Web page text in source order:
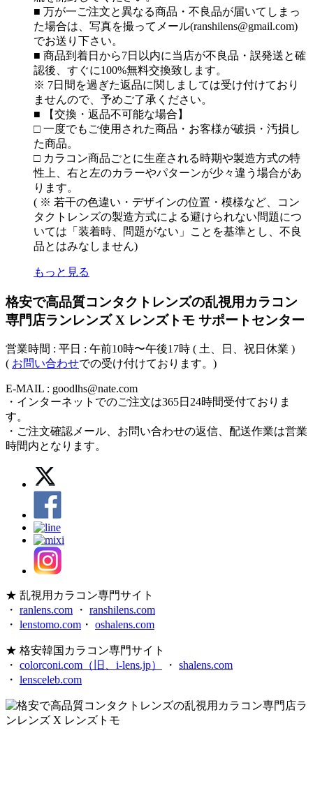
■ 万が一ご注文と異なる商品・不良品が届いてしまっ
た場合は、写真を撮ってメール(ranshilens@gmail.com)
でお送り下さい。
■ 商品到着日から7日以内に当店が不良品・誤発送と確
認後、すぐに100%無料交換致します。
※ 7日間を過ぎた返品に関しましては受け付けており
ませんので、予めご了承ください。
■ 【交換・返品不可能な場合】
□ 一度でもご使用された商品・お客様が破損・汚損し
た商品。
□ カラコン商品ごとに生産される時期や製造方式の特
性上、右と左のカラーやパターンが少々違う場合があ
ります。
( ※ 若干の色違い・デザインの位置・模様など、コン
タクトレンズの製造方式による避けられない問題につ
いては「装着時、問題がない」ことを基準とし、不良
品とはみなしません)
もっと見る
格安で高品質コンタクトレンズの乱視用カラコン
専門店ランレンズ X レンズトモ サポートセンター
営業時間 : 平日 : 午前10時〜午後17時 ( 土、日、祝日休業 )
( お問い合わせでの受け付けております。)
E-MAIL : goodlhs@nate.com
・インターネットでのご注文は365日24時間受付ておりま
す。
・ご注文確認メール、お問い合わせの返信、配送作業は営業
時間内となります。
★ 乱視用カラコン専門サイト
・ ranlens.com ・ ranshilens.com
・ lenstomo.com ・ oshalens.com
★ 格安韓国カラコン専門サイト
・ colorconi.com（旧、i-lens.jp） ・ shalens.com
・ lensceleb.com